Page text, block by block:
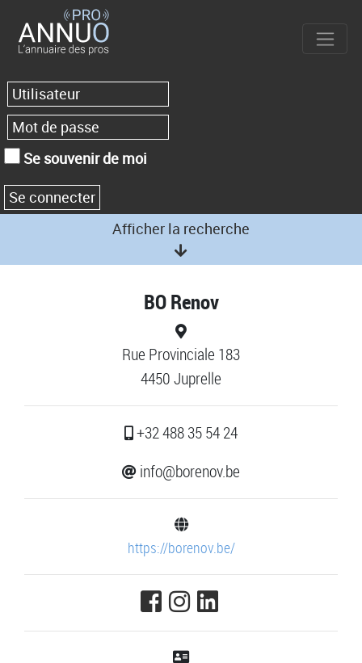
Se souvenir de moi
Afficher la recherche
BO Renov
Rue Provinciale 183
4450 Juprelle
+32 488 35 54 24
info@borenov.be
https://borenov.be/